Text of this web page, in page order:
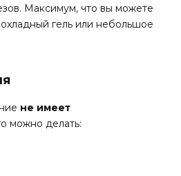
Максимум, что вы можете
гель или небольшое
не имеет
можно делать: